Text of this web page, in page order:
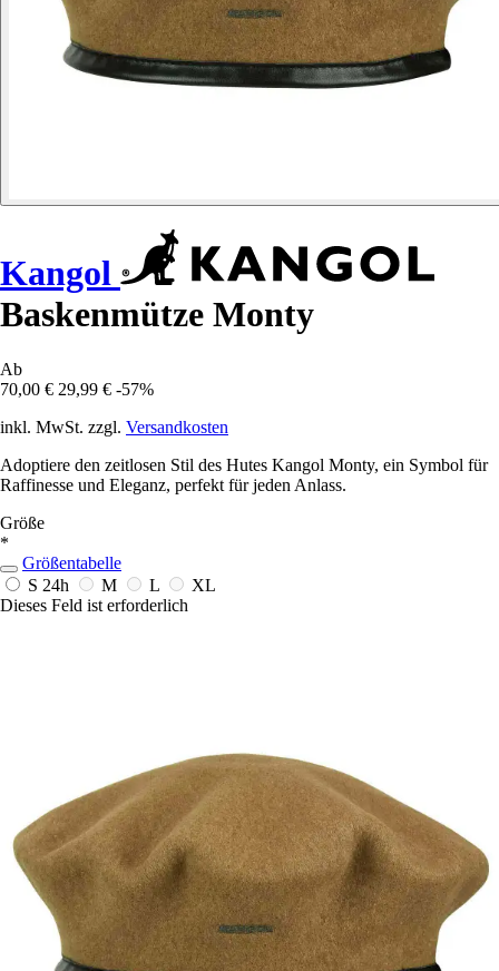
Kangol
Baskenmütze Monty
Ab
70,00 € 29,99 € -57%
inkl. MwSt. zzgl. Versandkosten
Adoptiere den zeitlosen Stil des Hutes Kangol Monty, ein Symbol für
Raffinesse und Eleganz, perfekt für jeden Anlass.
Größe
*
Größentabelle
S 24h M L
XL
Dieses Feld ist erforderlich